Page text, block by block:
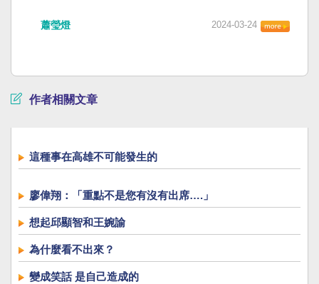
蕭瑩燈 2024-03-24
作者相關文章
這種事在高雄不可能發生的
廖偉翔：「重點不是您有沒有出席….」
想起邱顯智和王婉諭
為什麼看不出來？
變成笑話 是自己造成的